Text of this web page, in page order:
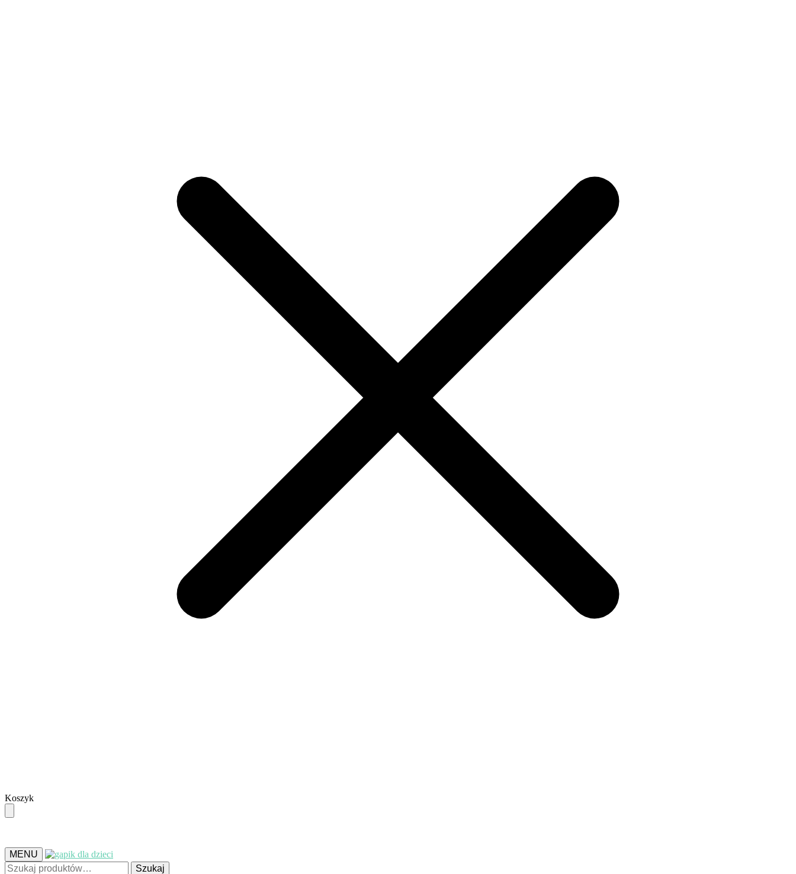
Skip
to
navigation
Skip
to
content
Koszyk
MENU
Szukaj:
Szukaj